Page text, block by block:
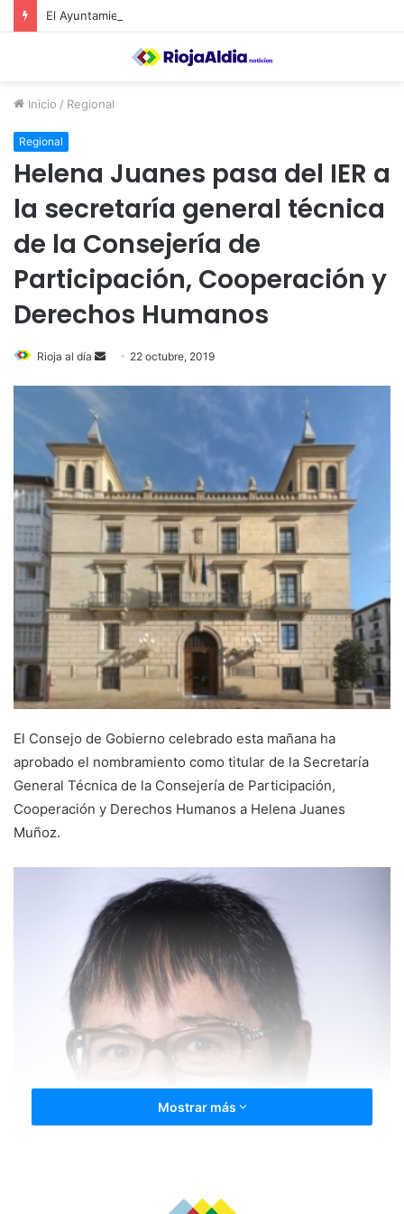
Inicio / Regional
Regional
Helena Juanes pasa del IER a
la secretaría general técnica
de la Consejería de
Participación, Cooperación y
Derechos Humanos
Rioja al día
a
n
e
m
a
i
l
22 octubre, 2019
El Consejo de Gobierno celebrado esta mañana ha
aprobado el nombramiento como titular de la Secretaría
General Técnica de la Consejería de Participación,
Cooperación y Derechos Humanos a Helena Juanes
Muñoz.
Mostrar más